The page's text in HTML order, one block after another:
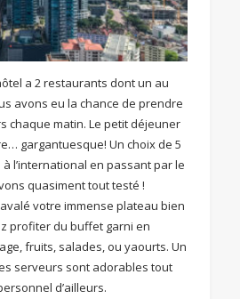
a 2 restaurants dont un au
avons eu la chance de prendre
chaque matin. Le petit déjeuner
gargantuesque! Un choix de 5
l’international en passant par le
quasiment tout testé !
votre immense plateau bien
profiter du buffet garni en
fruits, salades, ou yaourts. Un
serveurs sont adorables tout
d’ailleurs.